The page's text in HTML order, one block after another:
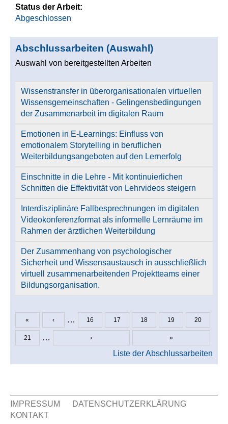
Status der Arbeit:
Abgeschlossen
Abschlussarbeiten (Auswahl)
Auswahl von bereitgestellten Arbeiten
Wissenstransfer in überorganisationalen virtuellen
Wissensgemeinschaften - Gelingensbedingungen
der Zusammenarbeit im digitalen Raum
Emotionen in E-Learnings: Einfluss von
emotionalem Storytelling in beruflichen
Weiterbildungsangeboten auf den Lernerfolg
Einschnitte in die Lehre - Mit kontinuierlichen
Schnitten die Effektivität von Lehrvideos steigern
Interdisziplinäre Fallbesprechnungen im digitalen
Videokonferenzformat als informelle Lernräume im
Rahmen der ärztlichen Weiterbildung
Der Zusammenhang von psychologischer
Sicherheit und Wissensaustausch in ausschließlich
virtuell zusammenarbeitenden Projektteams einer
Bildungsorganisation.
Seiten
« ‹ … 16 17 18 19 20
21 … › »
Liste der Abschlussarbeiten
IMPRESSUM
DATENSCHUTZERKLÄRUNG
KONTAKT